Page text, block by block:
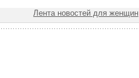
Лента новостей для женщин